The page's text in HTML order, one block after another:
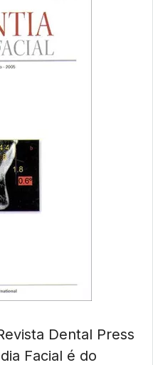
Dental Press
Facial é do